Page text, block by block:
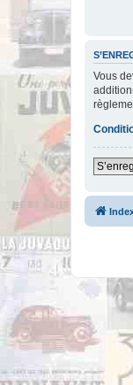
Vous